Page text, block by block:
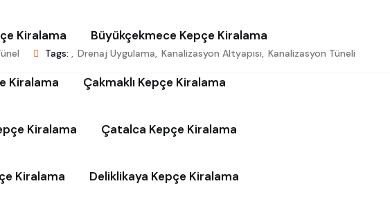
Kiralama Büyükçekmece Kepçe Kiralama
Kiralama Çakmaklı Kepçe Kiralama
Kiralama Çatalca Kepçe Kiralama
Kiralama Deliklikaya Kepçe Kiralama
Tags: , Drenaj Uygulama, Kanalizasyon Altyapısı, Kanalizasyon Tüneli